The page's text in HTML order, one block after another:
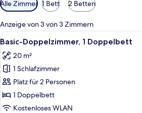
Filter
für
Zimmer
Alle Zimmer 1 Bett 2 Betten
Anzeige von 3 von 3 Zimmern
Alle
Fotos
für
Basic-
Doppelzimmer,
1
Doppelbett
Ein
14
Basic-Doppelzimmer, 1 Doppelbett
20 m²
1 Schlafzimmer
Platz für 2 Personen
1 Doppelbett
Kostenloses WLAN